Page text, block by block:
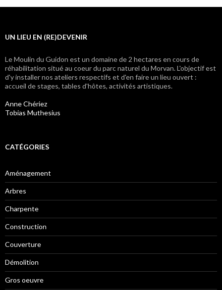
articles
UN LIEU EN (RE)DEVENIR
Le Moulin du Guidon est un domaine de 2 hectares en cours de
réhabilitation situé au coeur du parc naturel du Morvan. L'objectif est
d'y installer nos ateliers respectifs et d'en faire un lieu ouvert :
accueil de stages, tables d'hôtes, activités artistiques.
Anne Chériez
Tobias Muthesius
CATÉGORIES
Aménagement
Arbres
Charpente
Construction
Couverture
Démolition
Gros oeuvre